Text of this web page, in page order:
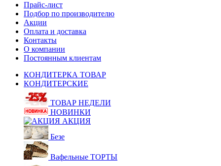
Прайс-лист
Подбор по производителю
Акции
Оплата и доставка
Контакты
О компании
Постоянным клиентам
КОНДИТЕРКА ТОВАР
КОНДИТЕРСКИЕ
ТОВАР НЕДЕЛИ
НОВИНКИ
АКЦИЯ
Безе
Вафельные ТОРТЫ